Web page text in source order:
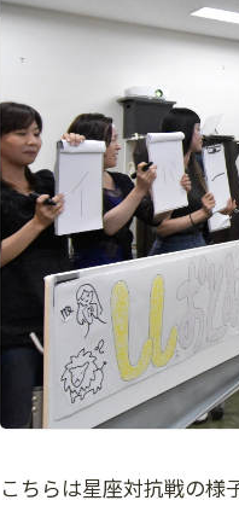
こちらは星座対抗戦の様